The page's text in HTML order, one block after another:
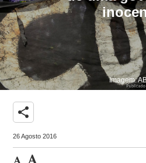
Imagem:
share
26 Agosto 2016